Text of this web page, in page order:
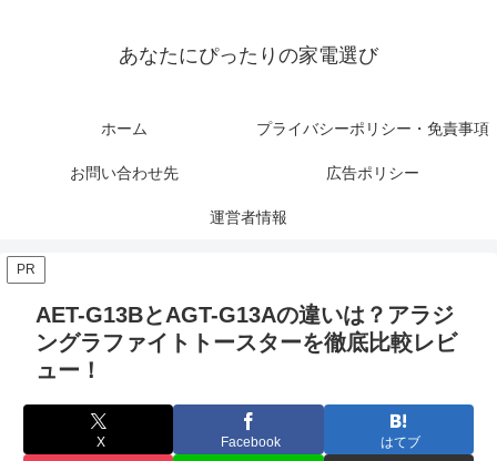
あなたにぴったりの家電選び
ホーム プライバシーポリシー・免責事項
お問い合わせ先 広告ポリシー
運営者情報
PR
AET-G13BとAGT-G13Aの違いは？アラジ
ングラファイトトースターを徹底比較レビ
ュー！
X Facebook はてブ